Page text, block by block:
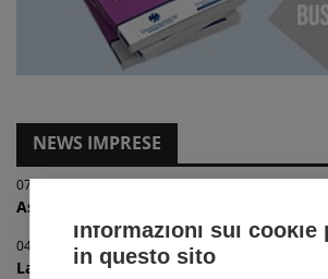
NEWS IMPRESE
07/08/2026
Associazione provinciale commercianti
04/08/2026
Laboratorio per ragazzi "On board con le
Informazioni sui cookie
in questo sito